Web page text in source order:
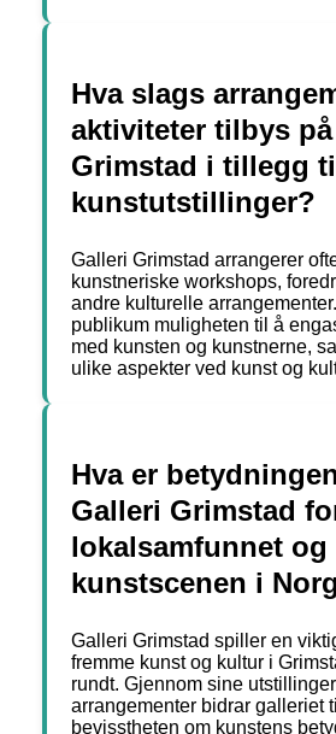
Hva slags
aktiviteter tilbys
Grimstad i tillegg
kunstutstillinger?
Galleri Grimstad arrangerer
kunstneriske workshops,
andre kulturelle
publikum muligheten til å
med kunsten og kunstnerne,
ulike aspekter ved kunst og
Hva er
Galleri Grimstad
lokalsamfunnet og
kunstscenen i
Galleri Grimstad spiller en
fremme kunst og kultur i
rundt. Gjennom sine
arrangementer bidrar galleriet
bevisstheten om kunstens